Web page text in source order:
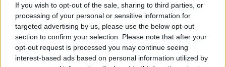
If you wish to opt-out of the sale, sharing to third parties, or
processing of your personal or sensitive information for
targeted advertising by us, please use the below opt-out
section to confirm your selection. Please note that after your
opt-out request is processed you may continue seeing
interest-based ads based on personal information utilized by
LEGGI GLI ALTRI ARTICOLI DI
LEGNANO